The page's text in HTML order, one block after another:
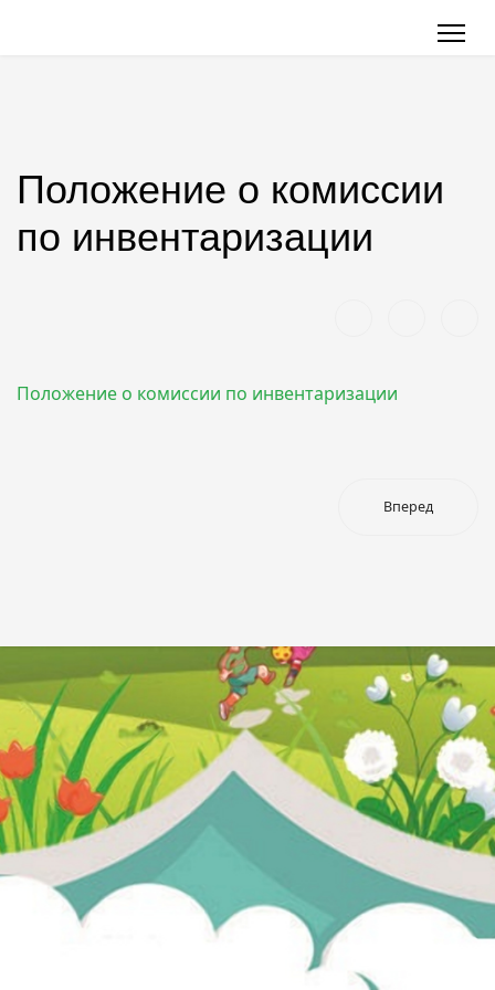
Положение о комиссии
по инвентаризации
Положение о комиссии по инвентаризации
Вперед